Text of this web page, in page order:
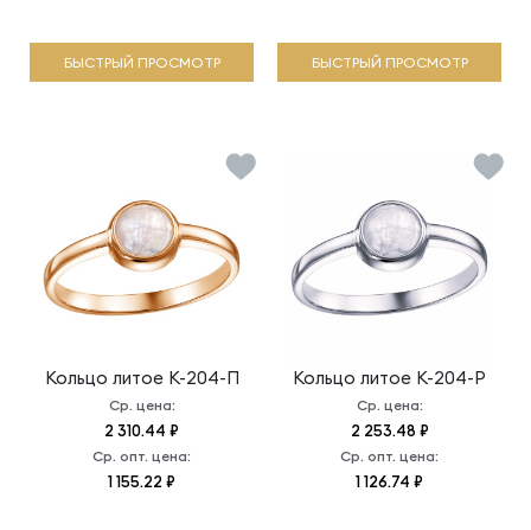
БЫСТРЫЙ ПРОСМОТР БЫСТРЫЙ ПРОСМОТР
Кольцо литое К-204-П
Ср. цена:
2 310.44 ₽
Ср. опт. цена:
1 155.22 ₽
Кольцо литое К-204-Р
Ср. цена:
2 253.48 ₽
Ср. опт. цена:
1 126.74 ₽